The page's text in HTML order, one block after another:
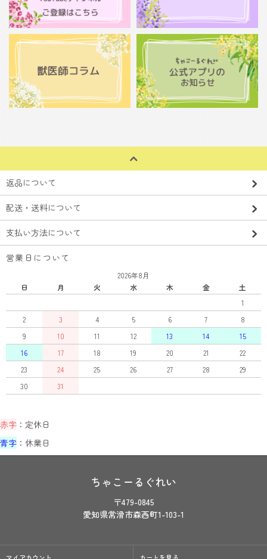
返品について
配送・送料について
支払い方法について
営業日について
2026年8月
日
月 火 水 木 金
土
1
2
3 4 5 6 7
8
9
10 11 12 13 14
15
16
17 18 19 20 21
22
23
24 25 26 27 28
29
30
31
赤字 ：定休日
青字 ：休業日
ちゃこーるぐれい
〒479-0845
愛知県常滑市森西町1-103-1